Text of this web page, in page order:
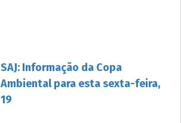
SAJ: Informação da Copa
Ambiental para esta sexta-feira,
19